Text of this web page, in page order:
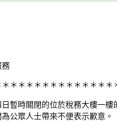
務
＊＊＊＊＊＊＊＊＊＊＊＊
時關閉的位於稅務大樓一樓
公眾人士帶來不便表示歉意。